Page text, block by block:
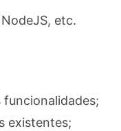
etc.
existentes;